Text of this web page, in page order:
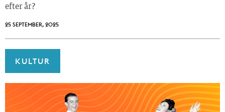
efter år?
25 SEPTEMBER, 2025
KULTUR